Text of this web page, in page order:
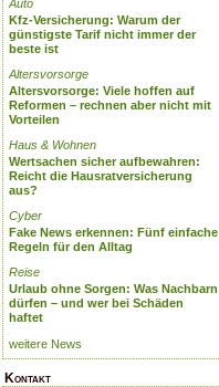
Auto
Kfz-Versicherung: Warum der
günstigste Tarif nicht immer der
beste ist
Altersvorsorge
Altersvorsorge: Viele hoffen auf
Reformen – rechnen aber nicht mit
Vorteilen
Haus & Wohnen
Wertsachen sicher aufbewahren:
Reicht die Hausratversicherung
aus?
Cyber
Fake News erkennen: Fünf einfache
Regeln für den Alltag
Reise
Urlaub ohne Sorgen: Was Nachbarn
dürfen – und wer bei Schäden
haftet
weitere News
Kontakt